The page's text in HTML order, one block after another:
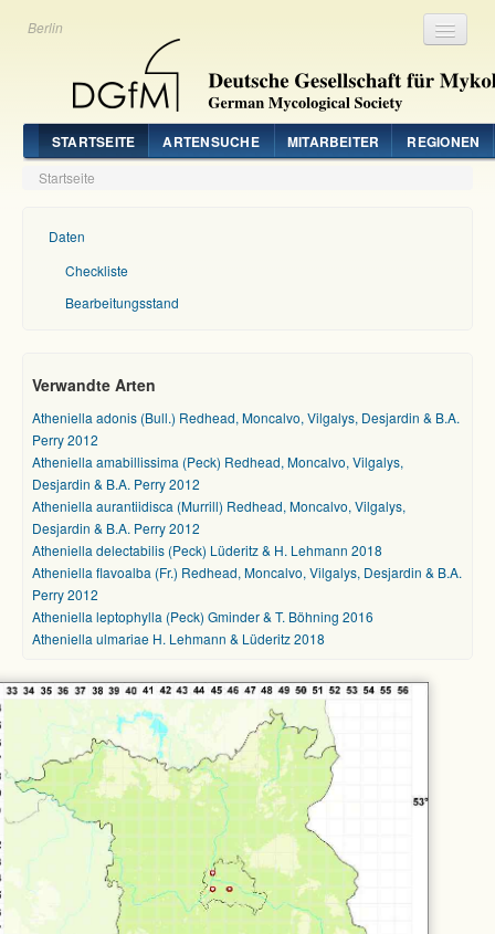
Berlin
STARTSEITE ARTENSUCHE MITARBEITER REGIONEN
Startseite
Daten
Checkliste
Bearbeitungsstand
Verwandte Arten
Atheniella adonis (Bull.) Redhead, Moncalvo, Vilgalys, Desjardin & B.A.
Perry 2012
Atheniella amabillissima (Peck) Redhead, Moncalvo, Vilgalys,
Desjardin & B.A. Perry 2012
Atheniella aurantiidisca (Murrill) Redhead, Moncalvo, Vilgalys,
Desjardin & B.A. Perry 2012
Atheniella delectabilis (Peck) Lüderitz & H. Lehmann 2018
Atheniella flavoalba (Fr.) Redhead, Moncalvo, Vilgalys, Desjardin & B.A.
Perry 2012
Atheniella leptophylla (Peck) Gminder & T. Böhning 2016
Atheniella ulmariae H. Lehmann & Lüderitz 2018